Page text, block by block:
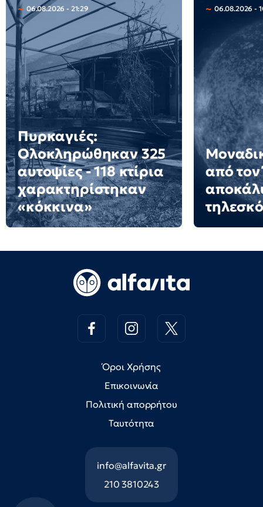
06.08.2026 - 21:29
Πυρκαγιές:
Ολοκληρώθηκαν 325
αυτοψίες - 118 κτίρια
χαρακτηρίστηκαν
«κόκκινα»
06.08.2026 -
από
Όροι Χρήσης
Επικοινωνία
Πολιτική απορρήτου
Ταυτότητα
info@alfavita.gr
210 3810243